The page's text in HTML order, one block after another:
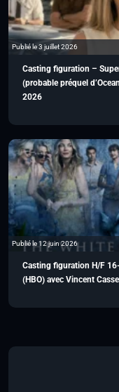
Publié le 3 juillet 2026
Casting figuration –
(probable préquel
2026
Publié le 12 juin 2026
Casting figuration H/F
(HBO) avec Vincent